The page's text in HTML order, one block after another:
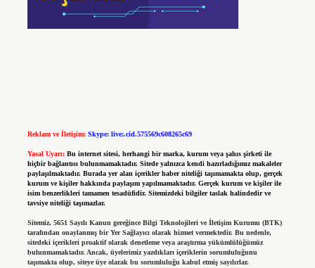
Reklam ve İletişim: Skype: live:.cid.575569c608265c69
Yasal Uyarı: Bu internet sitesi, herhangi bir marka, kurum veya şahıs şirketi ile
hiçbir bağlantısı bulunmamaktadır. Sitede yalnızca kendi hazırladığımız makaleler
paylaşılmaktadır. Burada yer alan içerikler haber niteliği taşımamakta olup, gerçek
kurum ve kişiler hakkında paylaşım yapılmamaktadır. Gerçek kurum ve kişiler ile
isim benzerlikleri tamamen tesadüfidir. Sitemizdeki bilgiler taslak halindedir ve
tavsiye niteliği taşımazlar.
Sitemiz, 5651 Sayılı Kanun gereğince Bilgi Teknolojileri ve İletişim Kurumu (BTK)
tarafından onaylanmış bir Yer Sağlayıcı olarak hizmet vermektedir. Bu nedenle,
sitedeki içerikleri proaktif olarak denetleme veya araştırma yükümlülüğümüz
bulunmamaktadır. Ancak, üyelerimiz yazdıkları içeriklerin sorumluluğunu
taşımakta olup, siteye üye olarak bu sorumluluğu kabul etmiş sayılırlar.